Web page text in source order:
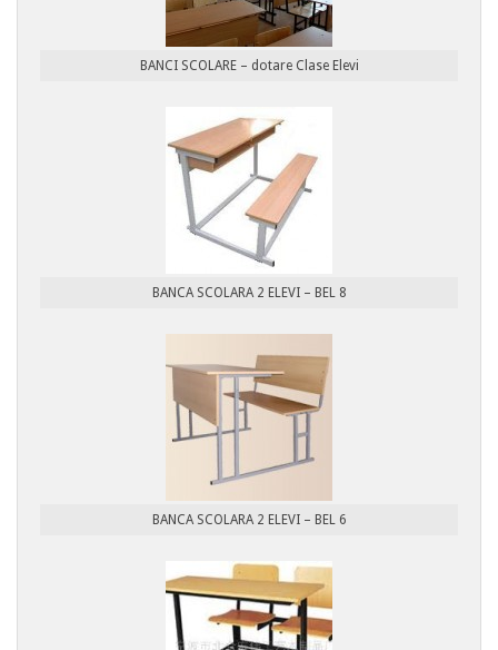
BANCI SCOLARE – dotare Clase Elevi
BANCA SCOLARA 2 ELEVI – BEL 8
BANCA SCOLARA 2 ELEVI – BEL 6